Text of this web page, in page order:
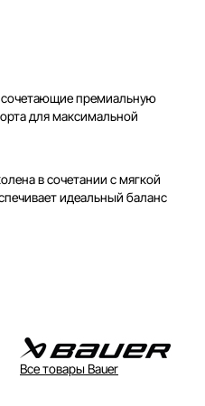
сочетающие премиальную
для максимальной
в сочетании с мягкой
идеальный баланс
Все товары Bauer